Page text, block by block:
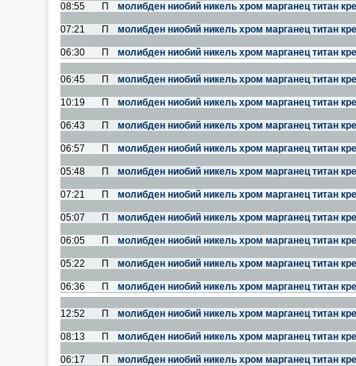
08:55 П молибден ниобий никель хром марганец титан
07:21 П молибден ниобий никель хром марганец титан
06:30 П молибден ниобий никель хром марганец титан
06:45 П молибден ниобий никель хром марганец титан
10:19 П молибден ниобий никель хром марганец титан
06:43 П молибден ниобий никель хром марганец титан
06:57 П молибден ниобий никель хром марганец титан
05:48 П молибден ниобий никель хром марганец титан
07:21 П молибден ниобий никель хром марганец титан
05:07 П молибден ниобий никель хром марганец титан
06:05 П молибден ниобий никель хром марганец титан
05:22 П молибден ниобий никель хром марганец титан
06:36 П молибден ниобий никель хром марганец титан
12:52 П молибден ниобий никель хром марганец титан
08:13 П молибден ниобий никель хром марганец титан
06:17 П молибден ниобий никель хром марганец титан